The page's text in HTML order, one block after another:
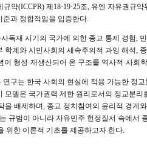
규약(ICCPR) 제18·19·25조, 유엔 자유권
과 정합적임을 입증한다.
독재 시기의 국가에 의한 종교 통제 경험,
학계와 시민사회의 세속주의적 과잉 해석,
이 형성·재생산되어 온 구조를 역사적·사회
구는 한국 사회의 현실에 적용 가능한 정
모델은 국가권력 제한 원리로서의 정교분
을 배제하며, 종교 정치참여의 윤리적 경계
규범이 아니라 자유민주 헌정질서 속에서
위한 이론적 기초를 제공하고자 한다.